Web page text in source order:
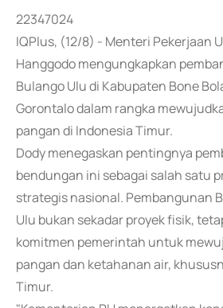
22347024
IQPlus, (12/8) - Menteri Pekerjaan
Hanggodo mengungkapkan
Bulango Ulu di Kabupaten Bone
Gorontalo dalam rangka
pangan di Indonesia Timur.
Dody menegaskan pentingnya
bendungan ini sebagai salah satu
strategis nasional. Pembangunan
Ulu bukan sekadar proyek fisik,
komitmen pemerintah untuk
pangan dan ketahanan air,
Timur.